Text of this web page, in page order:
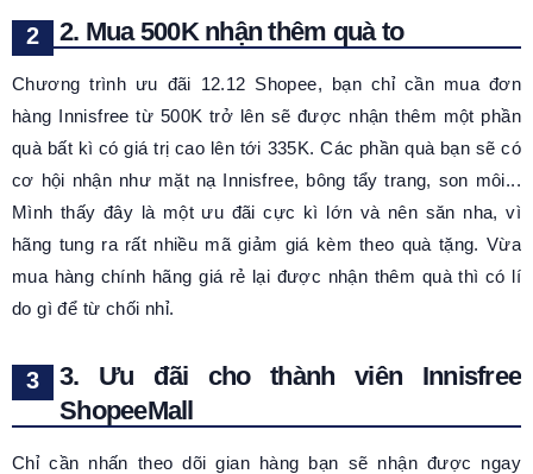
2. Mua 500K nhận thêm quà to
Chương trình ưu đãi 12.12 Shopee, bạn chỉ cần mua đơn
hàng Innisfree từ 500K trở lên sẽ được nhận thêm một phần
quà bất kì có giá trị cao lên tới 335K. Các phần quà bạn sẽ có
cơ hội nhận như mặt nạ Innisfree, bông tẩy trang, son môi...
Mình thấy đây là một ưu đãi cực kì lớn và nên săn nha, vì
hãng tung ra rất nhiều mã giảm giá kèm theo quà tặng. Vừa
mua hàng chính hãng giá rẻ lại được nhận thêm quà thì có lí
do gì để từ chối nhỉ.
3. Ưu đãi cho thành viên Innisfree
ShopeeMall
Chỉ cần nhấn theo dõi gian hàng bạn sẽ nhận được ngay